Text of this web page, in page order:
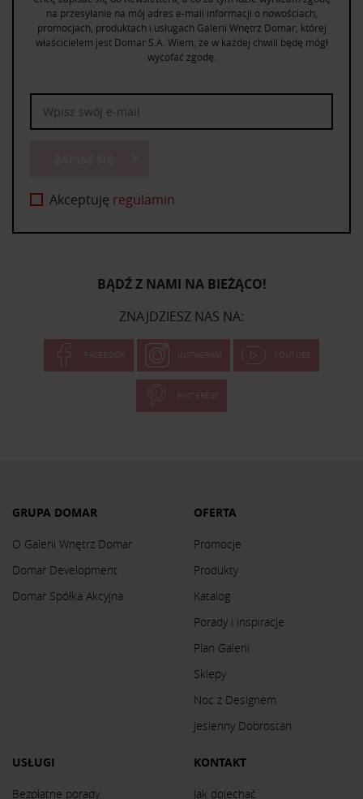
na przesyłanie na mój adres e-mail informacji o nowościach,
promocjach, produktach i usługach Galerii Wnętrz Domar, której
właścicielem jest Domar S.A. Wiem, że w każdej chwili będę mógł
wycofać zgodę.
Akceptuję regulamin
BĄDŹ Z NAMI NA BIEŻĄCO!
ZNAJDZIESZ NAS NA:
FACEBOOK INSTAGRAM YOUTUBE
PINTEREST
GRUPA DOMAR
O Galerii Wnętrz Domar
Domar Development
Domar Spółka Akcyjna
OFERTA
Promocje
Produkty
Katalog
Porady i inspiracje
Plan Galerii
Sklepy
Noc z Designem
Jesienny Dobrostan
USŁUGI
Bezpłatne porady
KONTAKT
Jak dojechać